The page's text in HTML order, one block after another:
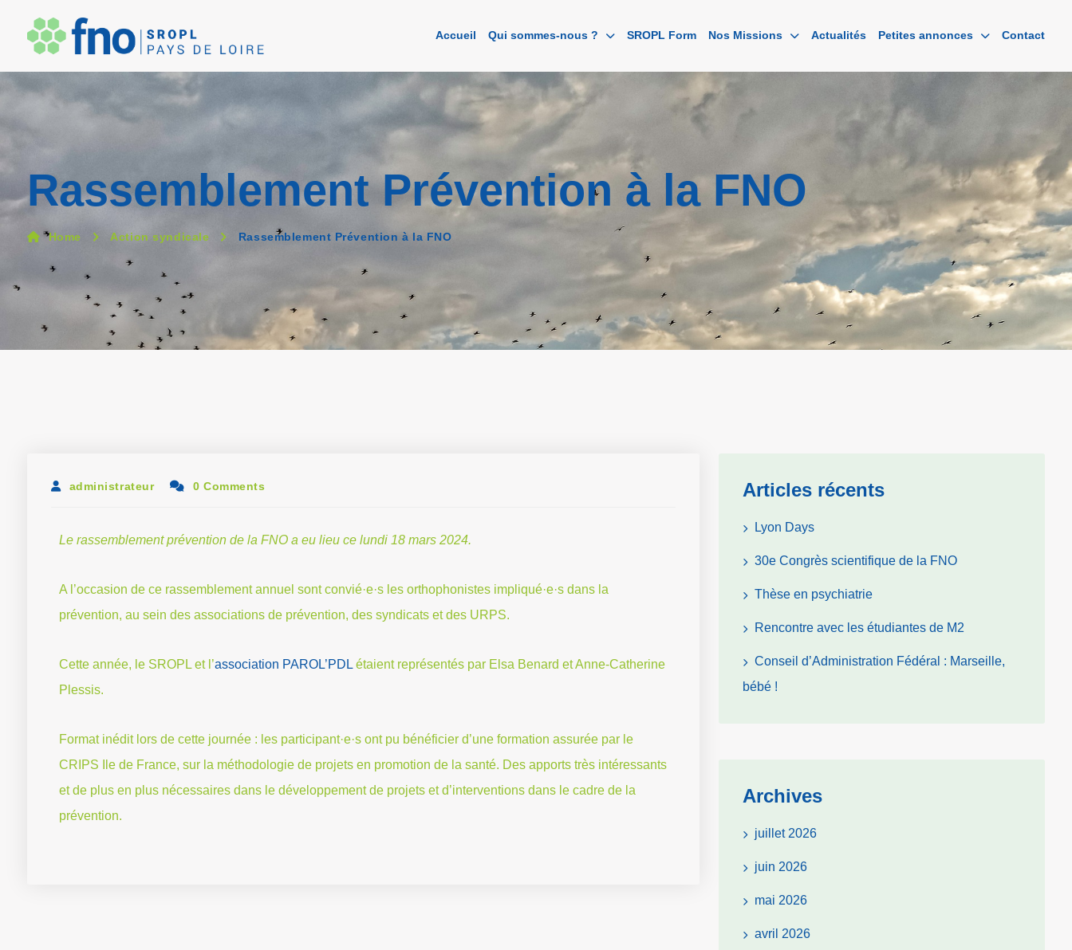
Accueil Qui sommes-nous ? SROPL Form Nos Missions Actualités Petites annonces Contact
Rassemblement Prévention à la FNO
Home Action syndicale Rassemblement Prévention à la FNO
administrateur 0 Comments
Le rassemblement prévention de la FNO a eu lieu ce lundi 18 mars 2024.
A l’occasion de ce rassemblement annuel sont convié·e·s les orthophonistes impliqué·e·s dans la
prévention, au sein des associations de prévention, des syndicats et des URPS.
Cette année, le SROPL et l’association PAROL’PDL étaient représentés par Elsa Benard et Anne-Catherine
Plessis.
Format inédit lors de cette journée : les participant·e·s ont pu bénéficier d’une formation assurée par le
CRIPS Ile de France, sur la méthodologie de projets en promotion de la santé. Des apports très intéressants
et de plus en plus nécessaires dans le développement de projets et d’interventions dans le cadre de la
prévention.
Articles récents
Lyon Days
30e Congrès scientifique de la FNO
Thèse en psychiatrie
Rencontre avec les étudiantes de M2
Conseil d’Administration Fédéral : Marseille,
bébé !
Archives
juillet 2026
juin 2026
mai 2026
avril 2026